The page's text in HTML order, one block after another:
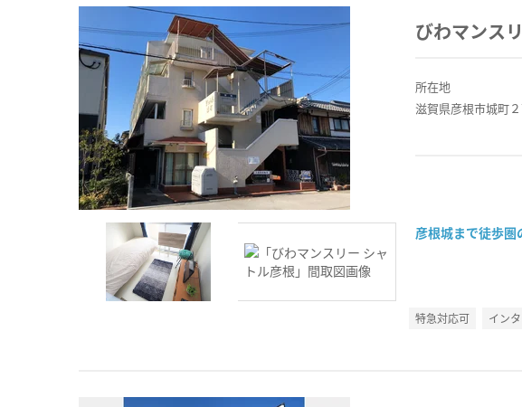
びわマンス
所在地
滋賀県彦根市城町
彦根城まで徒歩
特急対応可 イン